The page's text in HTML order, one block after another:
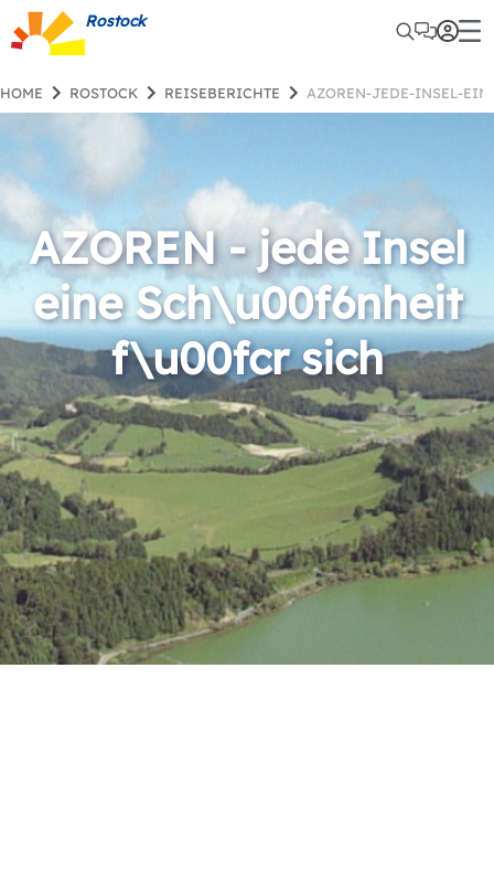
Rostock
HOME ROSTOCK REISEBERICHTE AZOREN-JEDE-INSEL-
AZOREN - jede Insel
eine Sch\u00f6nheit
f\u00fcr sich